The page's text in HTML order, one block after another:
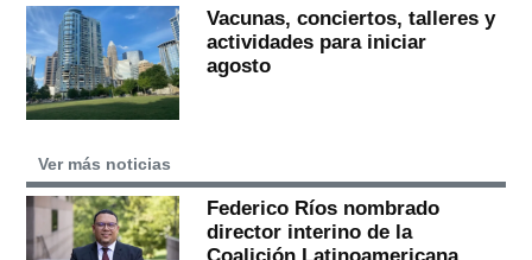
Vacunas, conciertos, talleres y
actividades para iniciar
agosto
Ver más noticias
Federico Ríos nombrado
director interino de la